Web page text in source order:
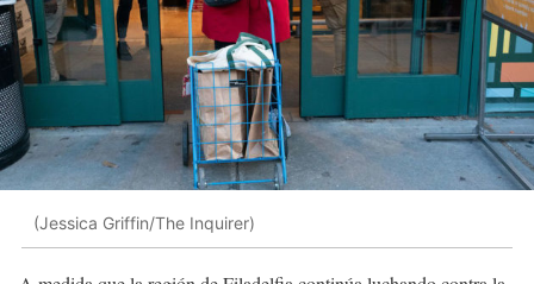
(Jessica Griffin/The Inquirer)